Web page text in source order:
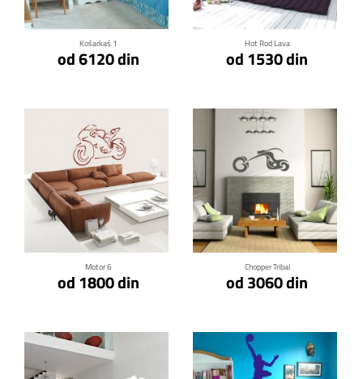
Košarkaš 1
od 6120 din
Hot Rod Lava
od 1530 din
Motor 6
od 1800 din
Klikni za detalje
Chopper Tribal
od 3060 din
Klikni za detalje